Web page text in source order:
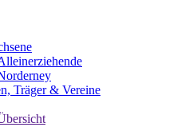
Träger & Vereine